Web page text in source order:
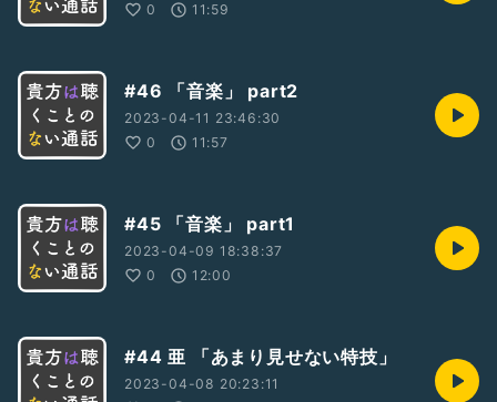
0
11:59
#46 「音楽」 part2
2023-04-11 23:46:30
0
11:57
#45 「音楽」 part1
2023-04-09 18:38:37
0
12:00
#44 亜 「あまり見せない特技」
2023-04-08 20:23:11